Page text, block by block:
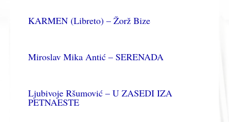
KARMEN (Libreto) – Žorž Bize
Miroslav Mika Antić – SERENADA
Ljubivoje Ršumović – U ZASEDI IZA
PETNAESTE